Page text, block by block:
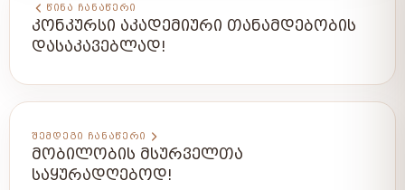
ᲬᲘᲜᲐ ᲩᲐᲜᲐᲬᲔᲠᲘ
ᲙᲝᲜᲙᲣᲠᲡᲘ ᲐᲙᲐᲓᲔᲛᲘᲣᲠᲘ ᲗᲐᲜᲐᲛᲓᲔᲑᲝᲑᲘᲡ
ᲓᲐᲡᲐᲙᲐᲕᲔᲑᲚᲐᲓ!
ᲨᲔᲛᲓᲔᲒᲘ ᲩᲐᲜᲐᲬᲔᲠᲘ
ᲛᲝᲑᲘᲚᲝᲑᲘᲡ ᲛᲡᲣᲠᲕᲔᲚᲗᲐ
ᲡᲐᲧᲣᲠᲐᲓᲦᲔᲑᲝᲓ!